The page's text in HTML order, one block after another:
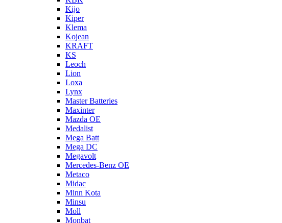
Kijo
Kiper
Klema
Kojean
KRAFT
KS
Leoch
Lion
Loxa
Lynx
Master Batteries
Maxinter
Mazda OE
Medalist
Mega Batt
Mega DC
Megavolt
Mercedes-Benz OE
Metaco
Midac
Minn Kota
Minsu
Moll
Monbat